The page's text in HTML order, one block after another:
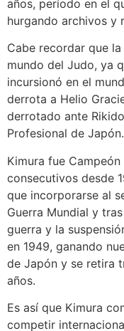
años, período en el
hurgando archivos y
Cabe recordar que
mundo del Judo, ya
incursionó en el
derrota a Helio
derrotado ante
Profesional de Japón.
Kimura fue
consecutivos desde
que incorporarse al
Guerra Mundial y
guerra y la
en 1949, ganando
de Japón y se retira
años.
Es así que Kimura
competir